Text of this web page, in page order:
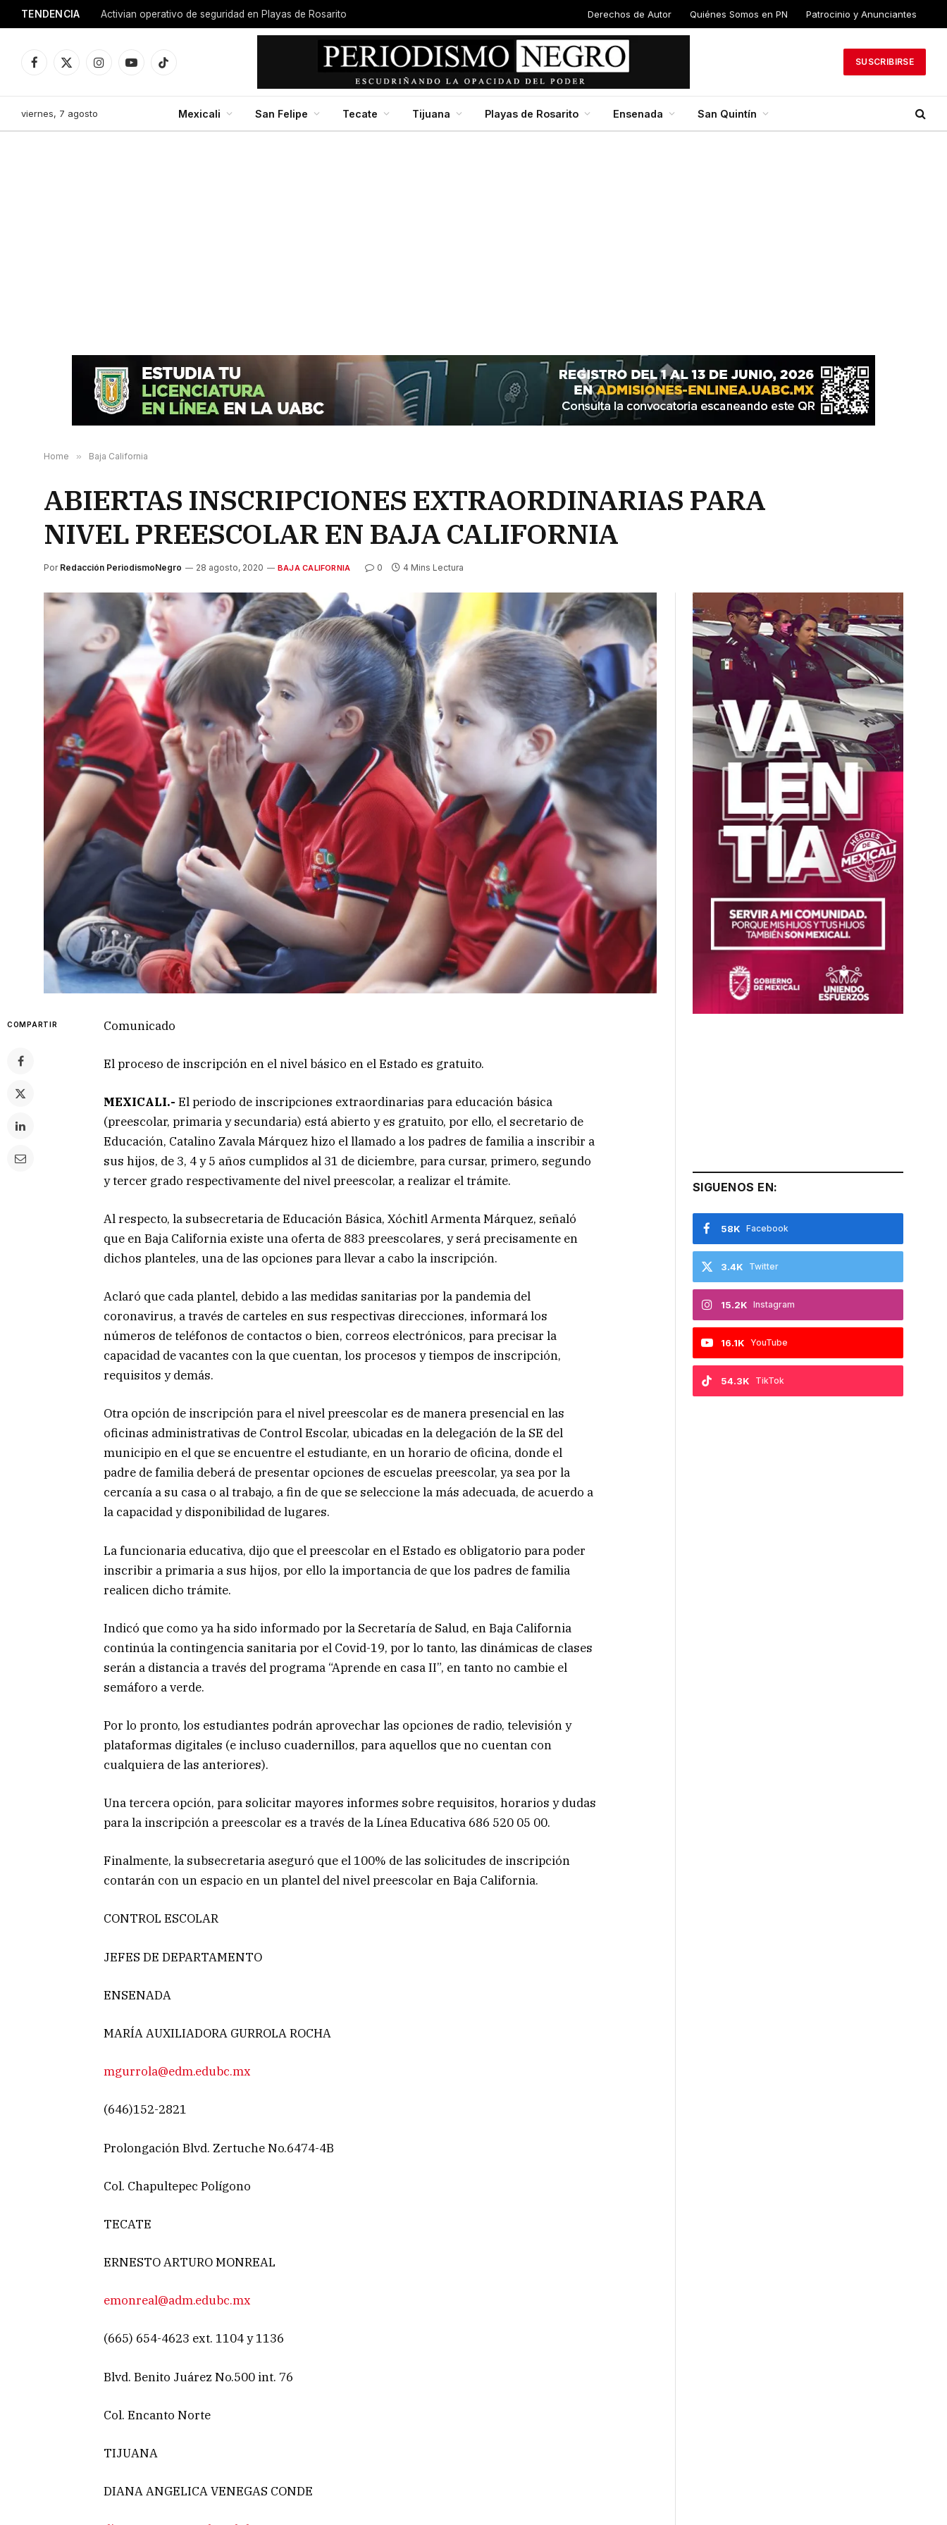
TENDENCIA Activian operativo de seguridad en Playas de Rosarito Derechos de Autor Quiénes Somos en PN Patrocinio y Anunciantes
Facebook
X
InstagramYouTubeTikTok
SUSCRIBIRSE
viernes, 7 agosto Mexicali San Felipe Tecate Tijuana Playas de Rosarito Ensenada San Quintín
Home » Baja California
ABIERTAS INSCRIPCIONES EXTRAORDINARIAS PARA
NIVEL PREESCOLAR EN BAJA CALIFORNIA
Por Redacción PeriodismoNegro 28 agosto, 2020 BAJA CALIFORNIA 0 4 Mins Lectura
COMPARTIR Comunicado
El proceso de inscripción en el nivel básico en el Estado es gratuito.
MEXICALI.- El periodo de inscripciones extraordinarias para educación básica
(preescolar, primaria y secundaria) está abierto y es gratuito, por ello, el secretario de
Educación, Catalino Zavala Márquez hizo el llamado a los padres de familia a inscribir a
sus hijos, de 3, 4 y 5 años cumplidos al 31 de diciembre, para cursar, primero, segundo
y tercer grado respectivamente del nivel preescolar, a realizar el trámite.
Al respecto, la subsecretaria de Educación Básica, Xóchitl Armenta Márquez, señaló
que en Baja California existe una oferta de 883 preescolares, y será precisamente en
dichos planteles, una de las opciones para llevar a cabo la inscripción.
Aclaró que cada plantel, debido a las medidas sanitarias por la pandemia del
coronavirus, a través de carteles en sus respectivas direcciones, informará los
números de teléfonos de contactos o bien, correos electrónicos, para precisar la
capacidad de vacantes con la que cuentan, los procesos y tiempos de inscripción,
requisitos y demás.
Otra opción de inscripción para el nivel preescolar es de manera presencial en las
oficinas administrativas de Control Escolar, ubicadas en la delegación de la SE del
municipio en el que se encuentre el estudiante, en un horario de oficina, donde el
padre de familia deberá de presentar opciones de escuelas preescolar, ya sea por la
cercanía a su casa o al trabajo, a fin de que se seleccione la más adecuada, de acuerdo a
la capacidad y disponibilidad de lugares.
La funcionaria educativa, dijo que el preescolar en el Estado es obligatorio para poder
inscribir a primaria a sus hijos, por ello la importancia de que los padres de familia
realicen dicho trámite.
Indicó que como ya ha sido informado por la Secretaría de Salud, en Baja California
continúa la contingencia sanitaria por el Covid-19, por lo tanto, las dinámicas de clases
serán a distancia a través del programa “Aprende en casa II”, en tanto no cambie el
semáforo a verde.
Por lo pronto, los estudiantes podrán aprovechar las opciones de radio, televisión y
plataformas digitales (e incluso cuadernillos, para aquellos que no cuentan con
cualquiera de las anteriores).
Una tercera opción, para solicitar mayores informes sobre requisitos, horarios y dudas
para la inscripción a preescolar es a través de la Línea Educativa 686 520 05 00.
Finalmente, la subsecretaria aseguró que el 100% de las solicitudes de inscripción
contarán con un espacio en un plantel del nivel preescolar en Baja California.
CONTROL ESCOLAR
JEFES DE DEPARTAMENTO
ENSENADA
MARÍA AUXILIADORA GURROLA ROCHA
mgurrola@edm.edubc.mx
(646)152-2821
Prolongación Blvd. Zertuche No.6474-4B
Col. Chapultepec Polígono
TECATE
ERNESTO ARTURO MONREAL
emonreal@adm.edubc.mx
(665) 654-4623 ext. 1104 y 1136
Blvd. Benito Juárez No.500 int. 76
Col. Encanto Norte
TIJUANA
DIANA ANGELICA VENEGAS CONDE
SIGUENOS EN:
Facebook
58K
Twitter
3.4K
Instagram
15.2K
YouTube
16.1K
TikTok
54.3K